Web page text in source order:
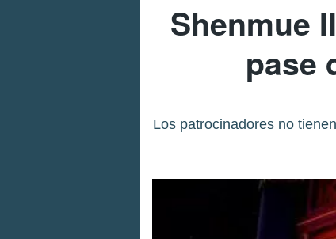
Shenmue
pase
Los patrocinadores no